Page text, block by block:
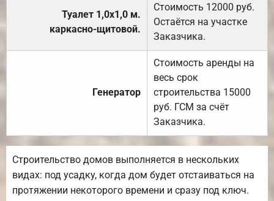
Туалет 1,0х1,0 м.
каркасно-щитовой.
Стоимость 12000 руб.
Остаётся на участке
Заказчика.
Генератор
Стоимость аренды на
весь срок
строительства 15000
руб. ГСМ за счёт
Заказчика.
Строительство домов выполняется в нескольких
видах: под усадку, когда дом будет отстаиваться на
протяжении некоторого времени и сразу под ключ.